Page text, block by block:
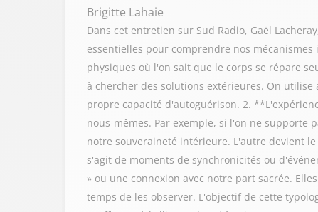
Brigitte Lahaie
Dans cet entretien sur Sud Radio, Gaël
essentielles pour comprendre nos
physiques où l'on sait que le corps se répare
à chercher des solutions extérieures. On
propre capacité d'autoguérison. 2.
nous-mêmes. Par exemple, si l'on ne supporte
notre souveraineté intérieure. L'autre devient
s'agit de moments de synchronicités ou
» ou une connexion avec notre part sacrée.
temps de les observer. L'objectif de cette